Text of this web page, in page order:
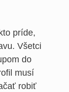
príde,
Všetci
do
musí
robiť